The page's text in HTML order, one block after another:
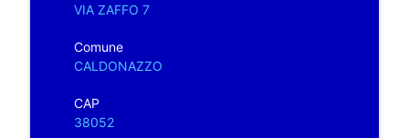
VIA ZAFFO 7
Comune
CALDONAZZO
CAP
38052